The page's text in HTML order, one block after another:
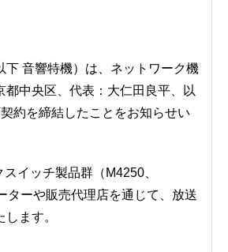
音響特機）は、ネットワーク機
中央区、代表：大仁田良平、以
約を締結したことをお知らせい
イッチ製品群（M4250、
ターや販売代理店を通じて、放送
ます。